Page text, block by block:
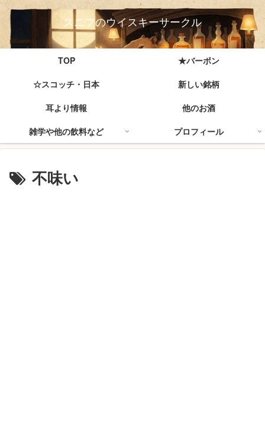
スニフのウイスキーサークル
TOP
★バーボン
☆スコッチ・日本
新しい銘柄
耳より情報
他のお酒
雑学や他の飲料など
プロフィール
不味い